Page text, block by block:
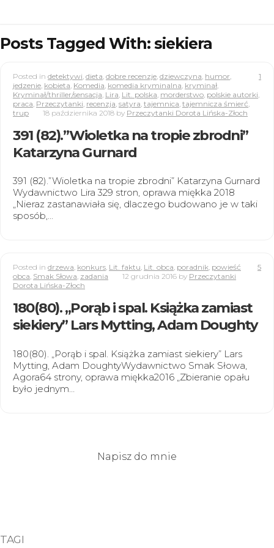
Posts Tagged With: siekiera
1
Posted in detektywi dieta dobre recenzje dziewczyna humor
jedzenie kobieta Komedia komedia kryminalna kryminał
Kryminał/thriller/sensacja Lira Lit. polska morderstwo polskie autorki
praca Przeczytanki recenzja satyra tajemnica tajemnicza śmierć
trup
18 października 2018 by Przeczytanki Dorota Lińska-Złoch
391 (82).”Wioletka na tropie zbrodni”
Katarzyna Gurnard
391 (82).”Wioletka na tropie zbrodni” Katarzyna Gurnard
Wydawnictwo Lira 329 stron, oprawa miękka 2018
„Nieraz zastanawiała się, dlaczego budowano je w taki
sposób,…
5
Posted in drzewa, konkurs, Lit. faktu, Lit. obca, poradnik, powieść
obca, Smak Słowa, zadania 12 grudnia 2016 by Przeczytanki
Dorota Lińska-Złoch
180(80). „Porąb i spal. Książka zamiast
siekiery” Lars Mytting, Adam Doughty
180(80). „Porąb i spal. Książka zamiast siekiery” Lars
Mytting, Adam DoughtyWydawnictwo Smak Słowa,
Agora64 strony, oprawa miękka2016 „Zbieranie opału
było jednym…
Napisz do mnie
TAGI